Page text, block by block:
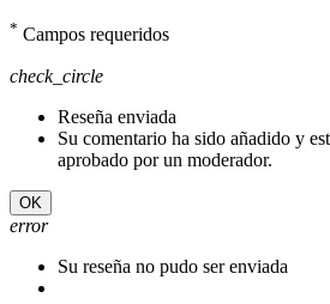
* Campos requeridos
check_circle
Reseña enviada
Su comentario ha sido añadido y
aprobado por un moderador.
OK
error
Su reseña no pudo ser enviada